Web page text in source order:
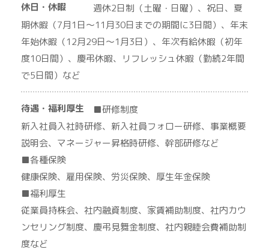
休日・休暇
週休2日制（土曜・日曜）、祝日、夏
期休暇（7月1日～11月30日までの期間に3日間）、年末
年始休暇（12月29日～1月3日）、年次有給休暇（初年
度10日間）、慶弔休暇、リフレッシュ休暇（勤続2年間
で5日間）など
待遇・福利厚生
■研修制度
新入社員入社時研修、新入社員フォロー研修、事業概要
説明会、マネージャー昇格時研修、幹部研修など
■各種保険
健康保険、雇用保険、労災保険、厚生年金保険
■福利厚生
従業員持株会、社内融資制度、家賃補助制度、社内カウ
ンセリング制度、慶弔見舞金制度、社内親睦会費補助制
度など